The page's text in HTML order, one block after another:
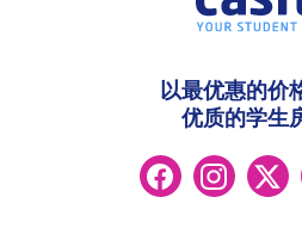
以最优惠的价
优质的学生